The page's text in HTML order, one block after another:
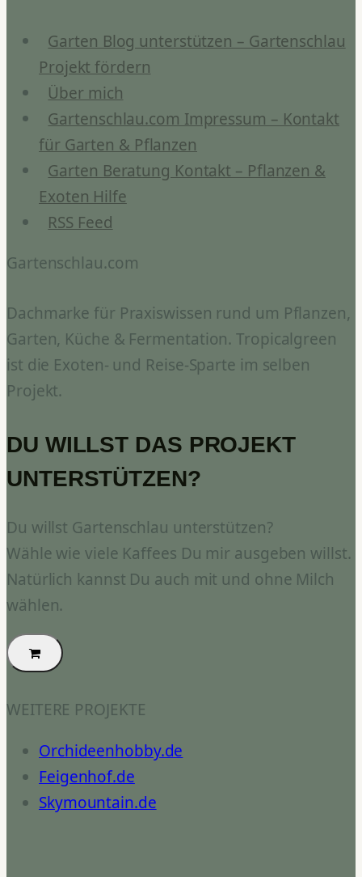
Garten Blog unterstützen – Gartenschlau
Projekt fördern
Über mich
Gartenschlau.com Impressum – Kontakt
für Garten & Pflanzen
Garten Beratung Kontakt – Pflanzen &
Exoten Hilfe
RSS Feed
Gartenschlau.com
Dachmarke für Praxiswissen rund um Pflanzen,
Garten, Küche & Fermentation. Tropicalgreen
ist die Exoten- und Reise-Sparte im selben
Projekt.
DU WILLST DAS PROJEKT
UNTERSTÜTZEN?
Du willst Gartenschlau unterstützen?
Wähle wie viele Kaffees Du mir ausgeben willst.
Natürlich kannst Du auch mit und ohne Milch
wählen.
WEITERE PROJEKTE
Orchideenhobby.de
Feigenhof.de
Skymountain.de